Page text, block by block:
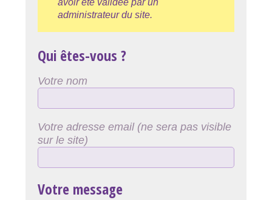
administrateur du site.
Qui êtes-vous ?
Votre nom
Votre adresse email (ne sera pas visible
sur le site)
Votre message